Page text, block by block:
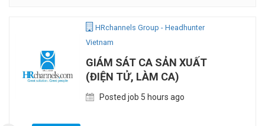
HRchannels Group - Headhunter
Vietnam
GIÁM SÁT CA SẢN XUẤT
(ĐIỆN TỬ, LÀM CA)
Posted job 5 hours ago